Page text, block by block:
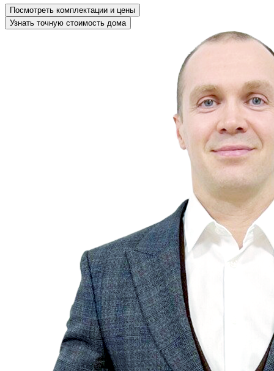
Посмотреть комплектации и цены
Узнать точную стоимость дома